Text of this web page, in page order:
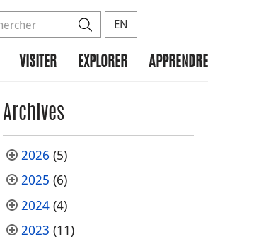
données à rechercher
Rechercher
EN
VISITER EXPLORER APPRENDRE
Archives
2026 (5)
2025 (6)
2024(4)
2023 (11)